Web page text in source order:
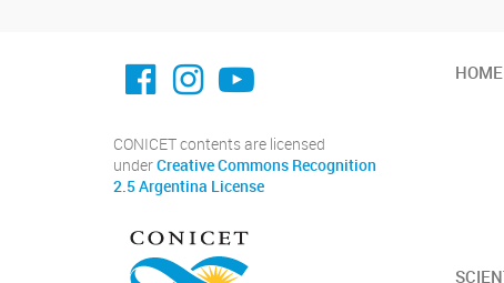
facebook imit.conicet
imit.conicet
Youtube
CONICET contents are licensed
underCreative Commons Recognition
2.5 Argentina License
HOME